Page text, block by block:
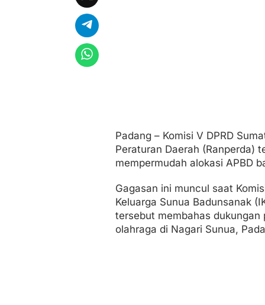
Padang – Komisi V DPRD
Peraturan Daerah (Ranperda)
mempermudah alokasi APBD
Gagasan ini muncul saat
Keluarga Sunua Badunsanak
tersebut membahas dukungan
olahraga di Nagari Sunua,